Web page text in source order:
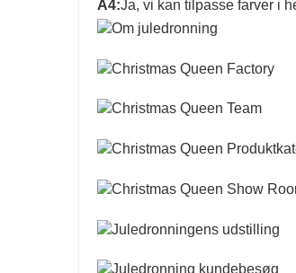
A4:Ja, vi kan tilpasse farver i